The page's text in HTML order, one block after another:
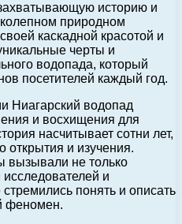
историю и
природном
каскадной красотой и
черты и
водопада, который
посетителей каждый год.
Ниагарский водопад
и восхищения для
насчитывает сотни лет,
открытия и изучения.
вызывали не только
и
понять и описать
феномен.